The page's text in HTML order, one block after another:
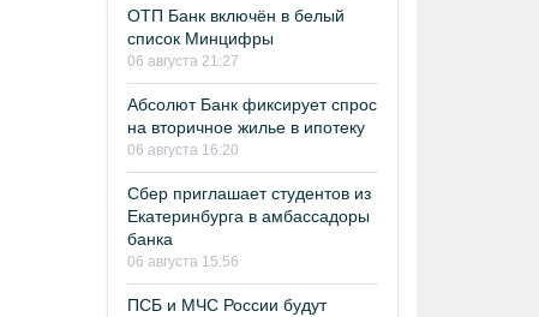
ОТП Банк включён в белый
список Минцифры
06 августа 21:27
Абсолют Банк фиксирует спрос
на вторичное жилье в ипотеку
06 августа 16:20
Сбер приглашает студентов из
Екатеринбурга в амбассадоры
банка
06 августа 15:56
ПСБ и МЧС России будут